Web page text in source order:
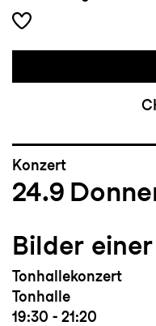
Konzert
24.9
Bilder
Tonhallekonzert
Tonhalle
19:30 - 21:20